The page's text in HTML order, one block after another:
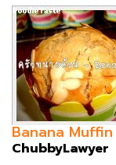
Banana Muffin
ChubbyLawyer